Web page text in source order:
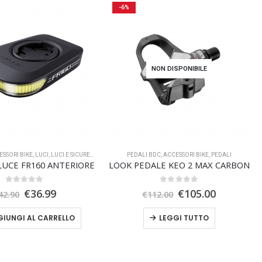
BIKE LUCI LUCI E SICUREZZA
FR160 ANTERIORE
Il
originale
era:
€36.99Il
attuale
è:
AL CARRELLO
-6%
NON DISPONIBILE
PEDALI BDC, ACCESSORI BIKE, PEDALI
LOOK PEDALE KEO 2 MAX CARBON
€112.00 Il
originale
era:
€105.00Il
LEGGI TUTTO